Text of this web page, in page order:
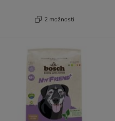
2 možností